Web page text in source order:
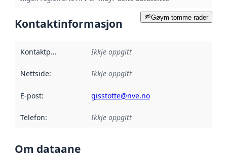
Gøym tomme rader
Kontaktinformasjon
Kontaktpunkt Ikkje oppgitt
Nettside: Ikkje oppgitt
E-post: gisstotte@nve.no
Telefon: Ikkje oppgitt
Om dataane